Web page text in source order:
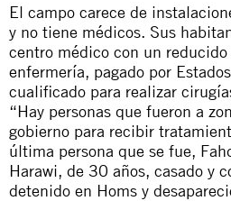
El campo carece de
y no tiene médicos. Sus
centro médico con un
enfermería, pagado por
cualificado para realizar
“Hay personas que fueron a
gobierno para recibir
última persona que se fue,
Harawi, de 30 años, casado y
detenido en Homs y